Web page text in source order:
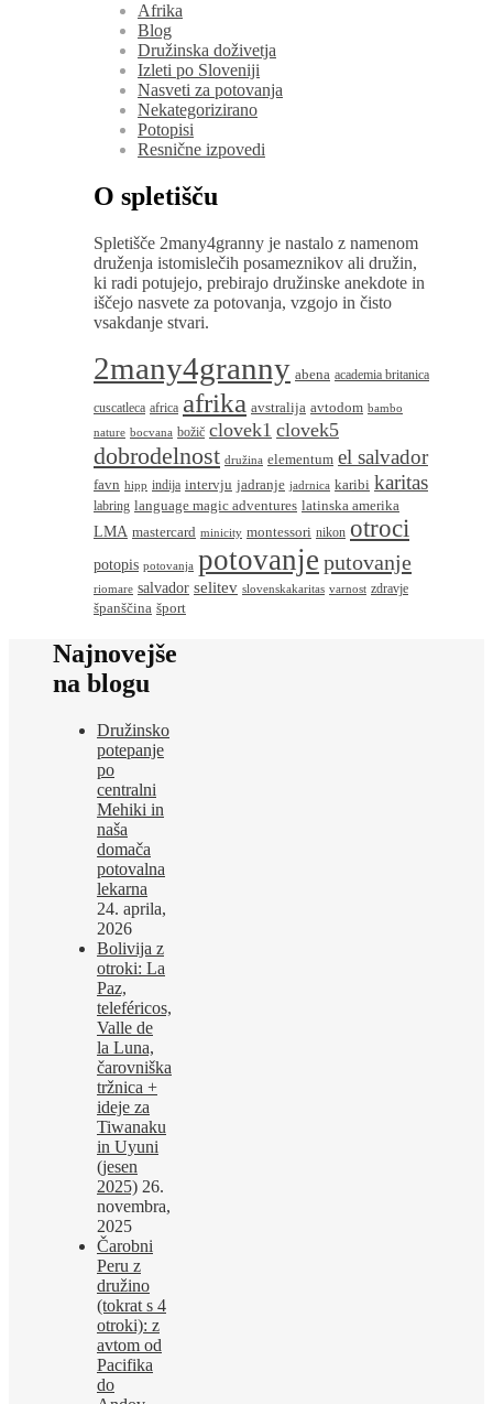
Afrika
Blog
Družinska doživetja
Izleti po Sloveniji
Nasveti za potovanja
Nekategorizirano
Potopisi
Resnične izpovedi
O spletišču
Spletišče 2many4granny je nastalo z namenom
druženja istomislečih posameznikov ali družin,
ki radi potujejo, prebirajo družinske anekdote in
iščejo nasvete za potovanja, vzgojo in čisto
vsakdanje stvari.
2many4granny abena academia britanica
cuscatleca africa afrika avstralija avtodom bambo
nature bocvana božič clovek1 clovek5
dobrodelnost družina elementum el salvador
favn hipp indija intervju jadranje jadrnica karibi karitas
labring language magic adventures latinska amerika
LMA mastercard minicity montessori nikon otroci
potopis potovanja potovanje putovanje
riomare salvador selitev slovenskakaritas varnost zdravje
španščina šport
Najnovejše
na blogu
Družinsko
potepanje
po
centralni
Mehiki in
naša
domača
potovalna
lekarna
24. aprila,
2026
Bolivija z
otroki: La
Paz,
teleféricos,
Valle de
la Luna,
čarovniška
tržnica +
ideje za
Tiwanaku
in Uyuni
(jesen
2025) 26.
novembra,
2025
Čarobni
Peru z
družino
(tokrat s 4
otroki): z
avtom od
Pacifika
do